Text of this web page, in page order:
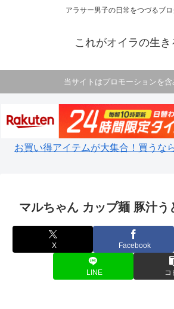
アラサー男子の日常をつづるブロ
これがオイラの生き
当サイトはプロモーションを含
お買い得アイテムが大集合！買うな
マルちゃん カップ麺 豚汁う
X Facebook
LINE コ